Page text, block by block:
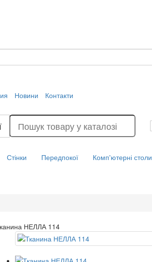
Новини
Контакти
Стінки Передпокої Комп'ютерні столи
НЕЛЛА 114